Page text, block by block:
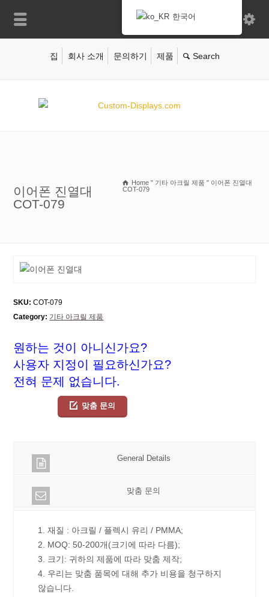
집 회사 소개 문의하기 제품
이어폰 진열대
COT-079
Home " 기타 아크릴 제품 " 이어폰 진열대
COT-079
SKU: COT-079
Category: 기타 아크릴 제품
원하는 것이 아니신가요?
사용자 지정이 필요하신가요?
전혀 문제 없습니다.
맞춤 문의
General Details
맞춤 문의
1. 재질 : 아크릴 / 플렉시 유리 / PMMA;
2. MOQ: 50-200개(크기에 따라 다름);
3. 크기: 귀하의 제품에 따라 맞춤 제작;
4. 우리는 맞춤 품목에 대해 추가 비용을 청구하지
않습니다.
한국어